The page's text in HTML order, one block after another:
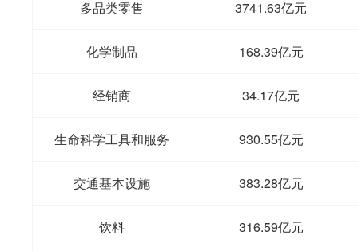
多品类零售 3741.63亿元
化学制品 168.39亿元
经销商 34.17亿元
生命科学工具和服务 930.55亿元
交通基本设施 383.28亿元
饮料 316.59亿元